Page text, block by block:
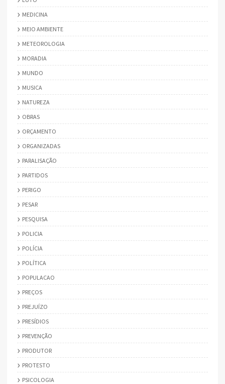
MEDICINA
MEIO AMBIENTE
METEOROLOGIA
MORADIA
MUNDO
MUSICA
NATUREZA
OBRAS
ORÇAMENTO
ORGANIZADAS
PARALISAÇÃO
PARTIDOS
PERIGO
PESAR
PESQUISA
POLICIA
POLÍCIA
POLÍTICA
POPULACAO
PREÇOS
PREJUÍZO
PRESÍDIOS
PREVENÇÃO
PRODUTOR
PROTESTO
PSICOLOGIA